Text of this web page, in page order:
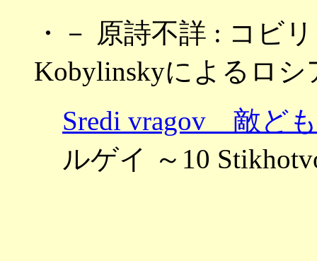
・－ 原詩不詳 : コビ
Kobylinskyによるロシ
Sredi vragov 敵ど
ルゲイ ～10